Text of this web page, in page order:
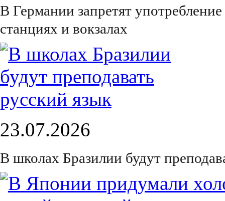
В Германии запретят
станциях и вокзалах
23.07.2026
В школах Бразилии будут